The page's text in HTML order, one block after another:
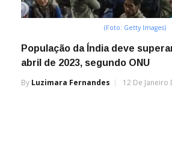
(Foto: Getty Images)
População da Índia deve
abril de 2023, segundo ONU
By Luzimara Fernandes 12 De Janeiro